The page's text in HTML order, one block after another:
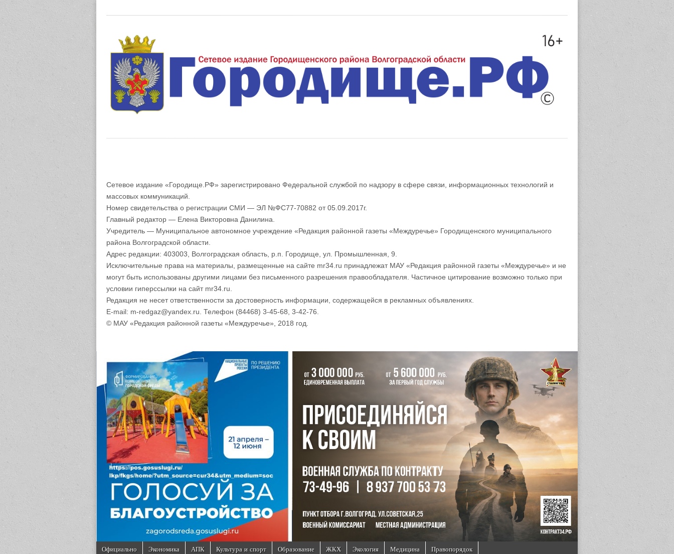
Сетевое издание «Городище.РФ» зарегистрировано Федеральной службой по надзору в сфере связи, информационных технологий и
массовых коммуникаций.
Номер свидетельства о регистрации СМИ — ЭЛ №ФС77-70882 от 05.09.2017г.
Главный редактор — Елена Викторовна Данилина.
Учредитель — Муниципальное автономное учреждение «Редакция районной газеты «Междуречье» Городищенского муниципального
района Волгоградской области.
Адрес редакции: 403003, Волгоградская область, р.п. Городище, ул. Промышленная, 9.
Исключительные права на материалы, размещенные на сайте mr34.ru принадлежат МАУ «Редакция районной газеты «Междуречье» и не
могут быть использованы другими лицами без письменного разрешения правообладателя. Частичное цитирование возможно только при
условии гиперссылки на сайт mr34.ru.
Редакция не несет ответственности за достоверность информации, содержащейся в рекламных объявлениях.
E-mail: m-redgaz@yandex.ru. Телефон (84468) 3-45-68, 3-42-76.
© МАУ «Редакция районной газеты «Междуречье», 2018 год.
Skip to content
Официально Экономика АПК Культура и спорт Образование ЖКХ Экология Медицина Правопорядок